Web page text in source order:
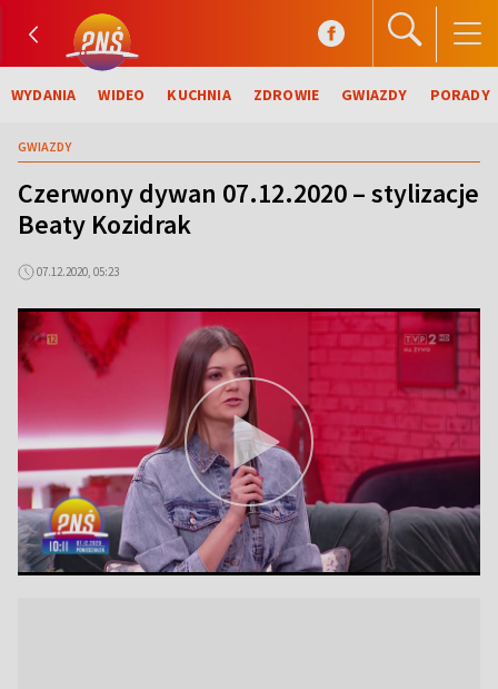
WYDANIA WIDEO KUCHNIA ZDROWIE GWIAZDY PORADY
GWIAZDY
Czerwony dywan 07.12.2020 – stylizacje
Beaty Kozidrak
07.12.2020, 05:23